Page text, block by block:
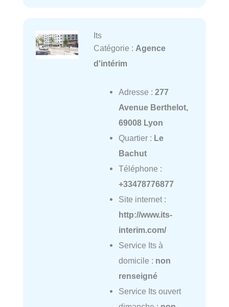
Its
Catégorie : Agence
d'intérim
Adresse : 277
Avenue Berthelot,
69008 Lyon
Quartier : Le
Bachut
Téléphone :
+33478776877
Site internet :
http://www.its-
interim.com/
Service Its à
domicile : non
renseigné
Service Its ouvert